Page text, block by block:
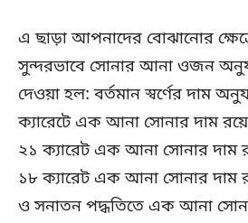
এ ছাড়া আপনাদের বোঝানোর
সুন্দরভাবে সোনার আনা ওজন
দেওয়া হল: বর্তমান স্বর্ণের দাম
ক্যারেটে এক আনা সোনার দাম
২১ ক্যারেট এক আনা সোনার দাম
১৮ ক্যারেট এক আনা সোনার দাম
ও সনাতন পদ্ধতিতে এক আনা